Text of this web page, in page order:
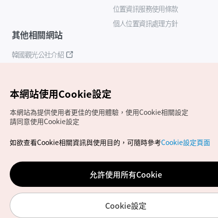
位置資訊服務使用條款
個人位置資訊處理方針
其他相關網站
韓國觀光公社介紹
Copyrights (c) 韓國觀光公社版權所有
如有相關疑問或建議，歡迎來信至官方信箱
chinese_big5@knto.or.kr
本網站使用Cookie設定
本網站為提供使用者更佳的使用體驗，使用Cookie相關設定
請同意使用Cookie設定
如欲查看Cookie相關資訊與使用目的，可隨時參考Cookie設定頁面
允許使用所有Cookie
Cookie設定